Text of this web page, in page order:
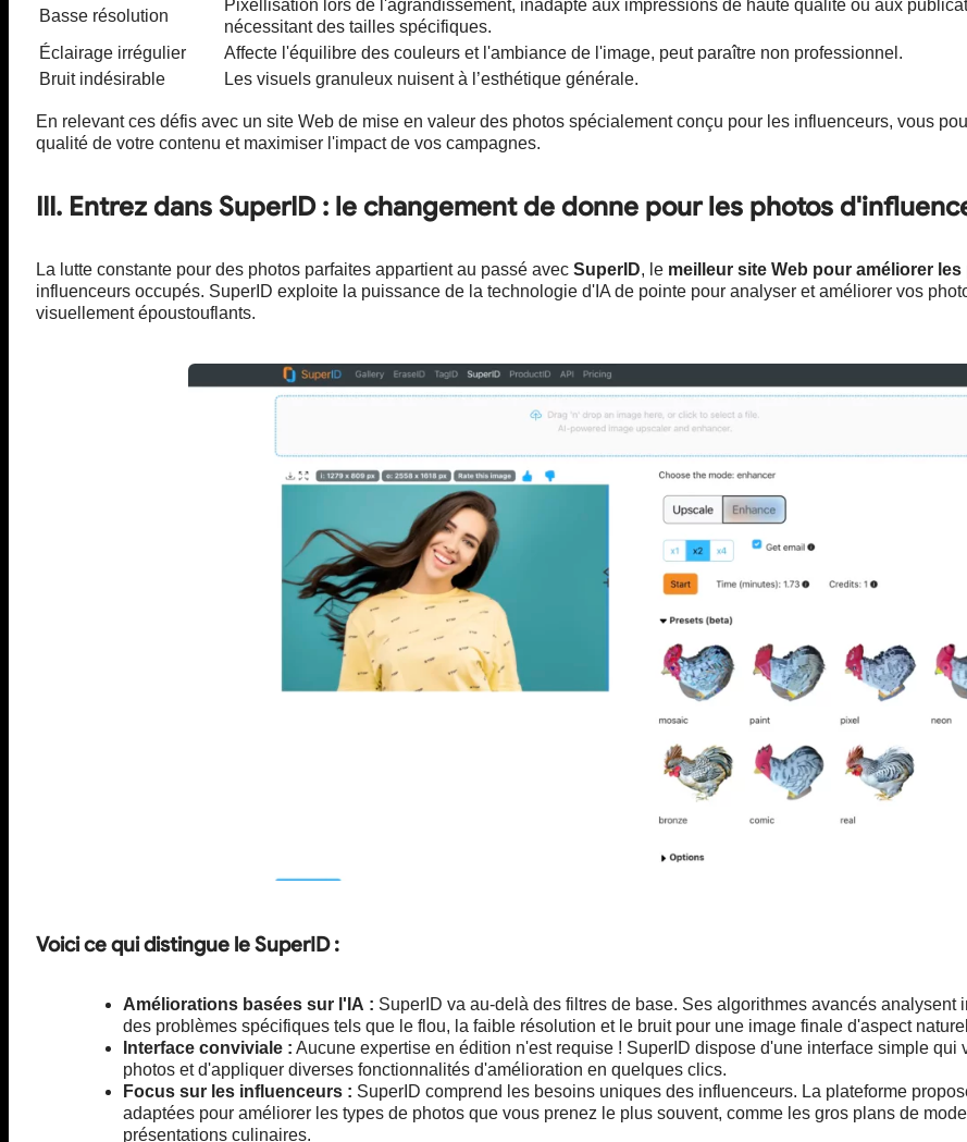
Basse résolution
Pixellisation lors de l'agrandissement, inadapté aux impressions de haute qualité ou aux
nécessitant des tailles spécifiques.
Éclairage irrégulier
Affecte l'équilibre des couleurs et l'ambiance de l'image, peut paraître non professionnel.
Bruit indésirable
Les visuels granuleux nuisent à l’esthétique générale.
En relevant ces défis avec un site Web de mise en valeur des photos spécialement conçu pour les influenceurs, vous
qualité de votre contenu et maximiser l'impact de vos campagnes.
III. Entrez dans SuperID : le changement de donne pour les photos
La lutte constante pour des photos parfaites appartient au passé avec SuperID, le meilleur site Web pour améliorer
influenceurs occupés. SuperID exploite la puissance de la technologie d'IA de pointe pour analyser et améliorer vos
visuellement époustouflants.
Voici ce qui distingue le SuperID :
Améliorations basées sur l'IA : SuperID va au-delà des filtres de base. Ses algorithmes avancés analysent
des problèmes spécifiques tels que le flou, la faible résolution et le bruit pour une image finale d'aspect
Interface conviviale : Aucune expertise en édition n'est requise ! SuperID dispose d'une interface simple qui
photos et d'appliquer diverses fonctionnalités d'amélioration en quelques clics.
Focus sur les influenceurs : SuperID comprend les besoins uniques des influenceurs. La plateforme
adaptées pour améliorer les types de photos que vous prenez le plus souvent, comme les gros plans de
présentations culinaires.